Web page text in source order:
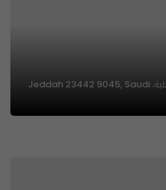
2931 Sari Branch Rd, حي الفيصلية، Jeddah 23442 9045, Saudi